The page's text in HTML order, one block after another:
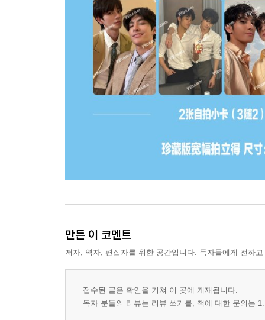
만든 이 코멘트
저자, 역자, 편집자를 위한 공간입니다. 독자들에게 전하
접수된 글은 확인을 거쳐 이 곳에 게재됩니다.
독자 분들의 리뷰는 리뷰 쓰기를, 책에 대한 문의는